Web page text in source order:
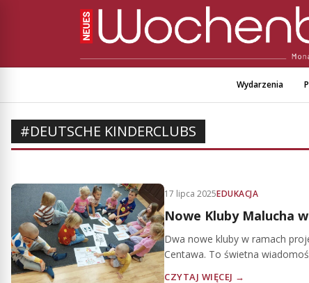
Wydarzenia
#DEUTSCHE KINDERCLUBS
17 lipca 2025EDUKACJA
Nowe Kluby Malucha
Dwa nowe kluby w ramach
Centawa. To świetna
CZYTAJ WIĘCEJ →